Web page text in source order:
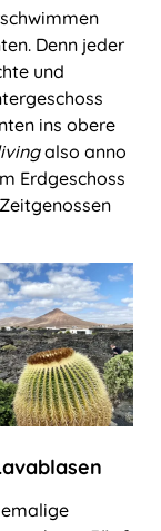
Denn jeder
und
ins obere
also anno
Erdgeschoss